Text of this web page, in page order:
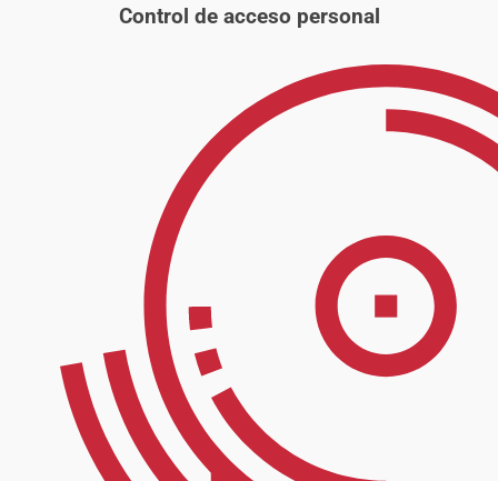
Control de acceso personal